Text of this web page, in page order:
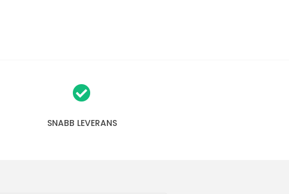
SNABB LEVERANS